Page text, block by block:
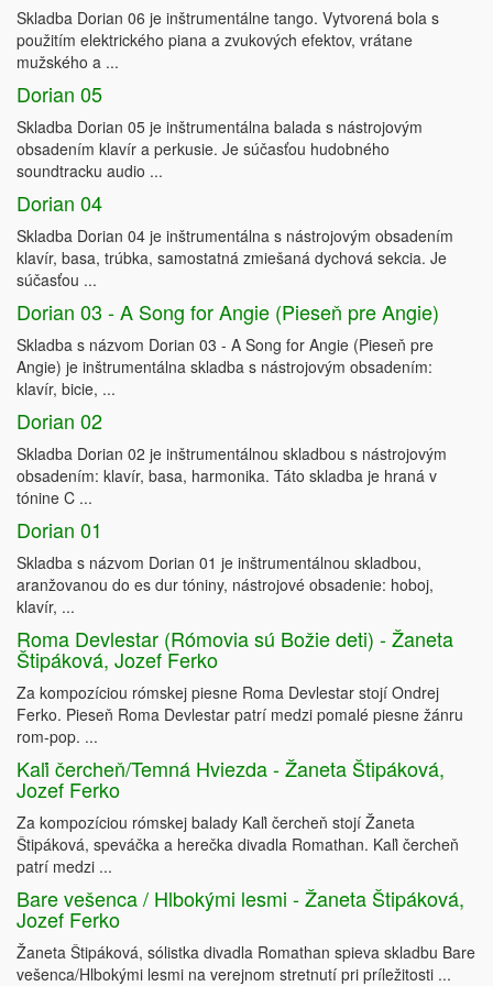
Skladba Dorian 06 je inštrumentálne tango. Vytvorená bola s
použitím elektrického piana a zvukových efektov, vrátane
mužského a ...
Dorian 05
Skladba Dorian 05 je inštrumentálna balada s nástrojovým
obsadením klavír a perkusie. Je súčasťou hudobného
soundtracku audio ...
Dorian 04
Skladba Dorian 04 je inštrumentálna s nástrojovým obsadením
klavír, basa, trúbka, samostatná zmiešaná dychová sekcia. Je
súčasťou ...
Dorian 03 - A Song for Angie (Pieseň pre Angie)
Skladba s názvom Dorian 03 - A Song for Angie (Pieseň pre
Angie) je inštrumentálna skladba s nástrojovým obsadením:
klavír, bicie, ...
Dorian 02
Skladba Dorian 02 je inštrumentálnou skladbou s nástrojovým
obsadením: klavír, basa, harmonika. Táto skladba je hraná v
tónine C ...
Dorian 01
Skladba s názvom Dorian 01 je inštrumentálnou skladbou,
aranžovanou do es dur tóniny, nástrojové obsadenie: hoboj,
klavír, ...
Roma Devlestar (Rómovia sú Božie deti) - Žaneta
Štipáková, Jozef Ferko
Za kompozíciou rómskej piesne Roma Devlestar stojí Ondrej
Ferko. Pieseň Roma Devlestar patrí medzi pomalé piesne žánru
rom-pop. ...
Kaľi čercheň/Temná Hviezda - Žaneta Štipáková,
Jozef Ferko
Za kompozíciou rómskej balady Kaľi čercheň stojí Žaneta
Štipáková, speváčka a herečka divadla Romathan. Kaľi čercheň
patrí medzi ...
Bare vešenca / Hlbokými lesmi - Žaneta Štipáková,
Jozef Ferko
Žaneta Štipáková, sólistka divadla Romathan spieva skladbu Bare
vešenca/Hlbokými lesmi na verejnom stretnutí pri príležitosti ...